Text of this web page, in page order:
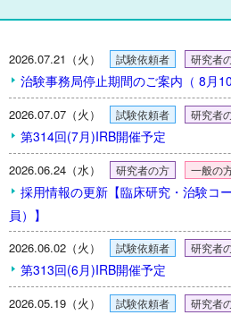
2026.07.21（火） 試験依頼者 研究者
治験事務局停止期間のご案内（ 8月
2026.07.07（火） 試験依頼者 研究者
第314回(7月)IRB開催予定
2026.06.24（水） 研究者の方 一般の
採用情報の更新【臨床研究・治験コ
員）】
2026.06.02（火） 試験依頼者 研究者
第313回(6月)IRB開催予定
2026.05.19（火） 試験依頼者 研究者